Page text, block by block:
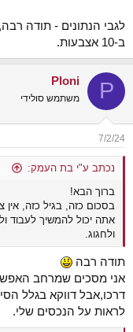
לגבי הנתונים - תודה
ב-10 אצבעות.
P
Ploni
משתמש סולידי
7/2/24
נכתב ע"י בת העמק:
ברוך הבא!
בסכום כזה, בגיל כזה,
אתה יכול להמשיך לעבוד
ולחגוג.
תודה רבה
אני מסכים שמרחב
דרכו,אבל דווקא בגלל
לראות על הנכסים שלי.